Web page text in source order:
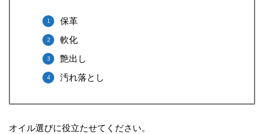
保革
軟化
艶出し
汚れ落とし
オイル選びに役立たせてください。